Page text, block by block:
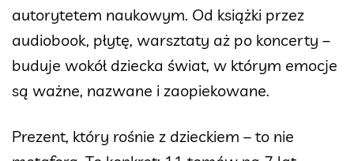
autorytetem naukowym. Od książki przez
audiobook, płytę, warsztaty aż po koncerty –
buduje wokół dziecka świat, w którym emocje
są ważne, nazwane i zaopiekowane.
Prezent, który rośnie z dzieckiem – to nie